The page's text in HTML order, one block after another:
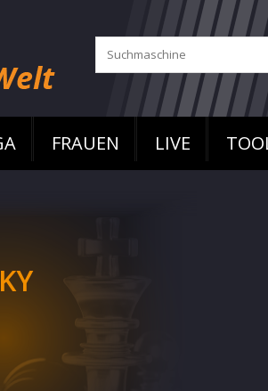
FRAUEN LIVE